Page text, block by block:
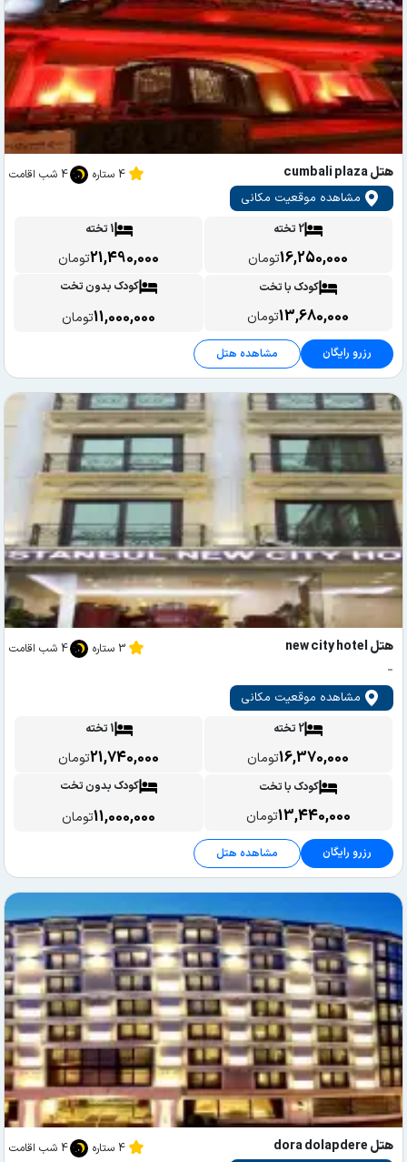
هتل cumbali plaza
مشاهده موقعیت مکانی
4 ستاره 4 شب اقامت
2 تخته
16,250,000تومان
1 تخته
21,490,000تومان
کودک با تخت
13,680,000تومان
کودک بدون تخت
11,000,000تومان
رزرو رایگان مشاهده هتل
هتل new city hotel
-
مشاهده موقعیت مکانی
3 ستاره 4 شب اقامت
2 تخته
16,370,000تومان
1 تخته
21,740,000تومان
کودک با تخت
13,440,000تومان
کودک بدون تخت
11,000,000تومان
رزرو رایگان مشاهده هتل
هتل dora dolapdere 4 ستاره 4 شب اقامت